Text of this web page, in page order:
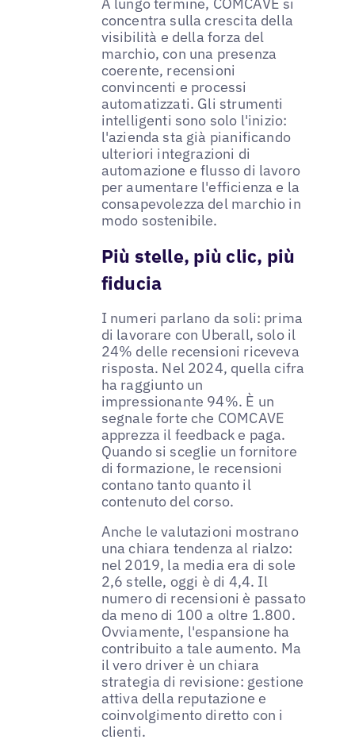
concentra sulla crescita della
visibilità e della forza del
marchio, con una presenza
coerente, recensioni
convincenti e processi
automatizzati. Gli strumenti
intelligenti sono solo l'inizio:
l'azienda sta già pianificando
ulteriori integrazioni di
automazione e flusso di lavoro
per aumentare l'efficienza e la
consapevolezza del marchio in
modo sostenibile.
Più stelle, più clic, più
fiducia
I numeri parlano da soli: prima
di lavorare con Uberall, solo il
24% delle recensioni riceveva
risposta. Nel 2024, quella cifra
ha raggiunto un
impressionante 94%. È un
segnale forte che COMCAVE
apprezza il feedback e paga.
Quando si sceglie un fornitore
di formazione, le recensioni
contano tanto quanto il
contenuto del corso.
Anche le valutazioni mostrano
una chiara tendenza al rialzo:
nel 2019, la media era di sole
2,6 stelle, oggi è di 4,4. Il
numero di recensioni è passato
da meno di 100 a oltre 1.800.
Ovviamente, l'espansione ha
contribuito a tale aumento. Ma
il vero driver è un chiara
strategia di revisione: gestione
attiva della reputazione e
coinvolgimento diretto con i
clienti.